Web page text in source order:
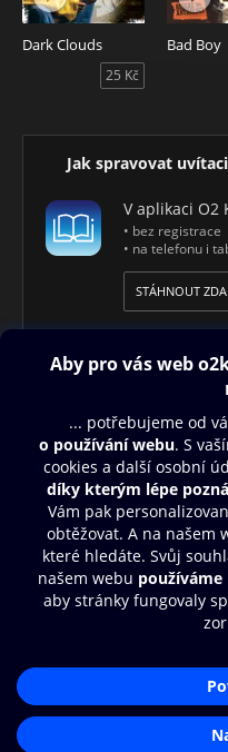
Dark Clouds
25 Kč
Bad Boy
Jak spravovat
V aplikaci O2
• bez registrace
• na telefonu i
STÁHNOUT
Obsah ke stažení
Moje O2 Knihovna
Další zábava
© O2 Czech Republic a.s.
Zásady zpracování